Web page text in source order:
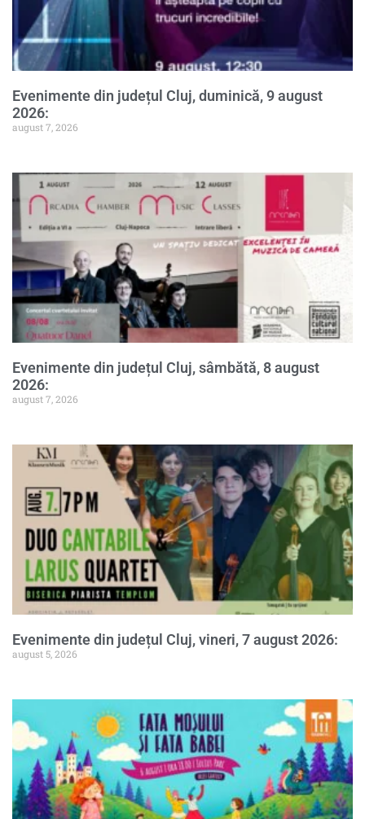
Evenimente din județul Cluj, duminică, 9 august
2026:
august 7, 2026
Evenimente din județul Cluj, sâmbătă, 8 august
2026:
august 7, 2026
Evenimente din județul Cluj, vineri, 7 august 2026:
august 5, 2026